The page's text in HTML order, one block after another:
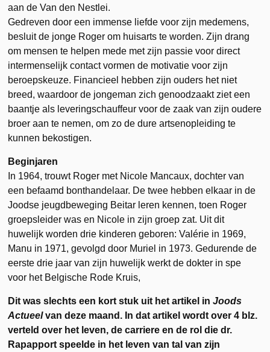
aan de Van den Nestlei.
Gedreven door een immense liefde voor zijn medemens,
besluit de jonge Roger om huisarts te worden. Zijn drang
om mensen te helpen mede met zijn passie voor direct
intermenselijk contact vormen de motivatie voor zijn
beroepskeuze. Financieel hebben zijn ouders het niet
breed, waardoor de jongeman zich genoodzaakt ziet een
baantje als leveringschauffeur voor de zaak van zijn oudere
broer aan te nemen, om zo de dure artsenopleiding te
kunnen bekostigen.
Beginjaren
In 1964, trouwt Roger met Nicole Mancaux, dochter van
een befaamd bonthandelaar. De twee hebben elkaar in de
Joodse jeugdbeweging Beitar leren kennen, toen Roger
groepsleider was en Nicole in zijn groep zat. Uit dit
huwelijk worden drie kinderen geboren: Valérie in 1969,
Manu in 1971, gevolgd door Muriel in 1973. Gedurende de
eerste drie jaar van zijn huwelijk werkt de dokter in spe
voor het Belgische Rode Kruis,
Dit was slechts een kort stuk uit het artikel in Joods
Actueelvan deze maand. In dat artikel wordt over 4 blz.
verteld over het leven, de carriere en de rol die dr.
Rapapport speelde in het leven van tal van zijn